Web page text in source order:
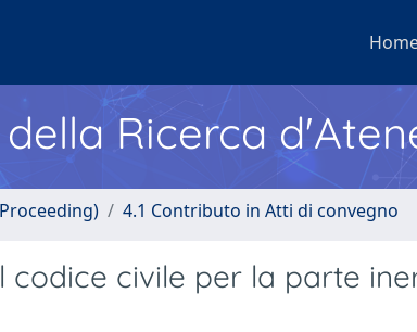
Ricerca
4.1 Contributo in Atti di convegno
civile per la parte